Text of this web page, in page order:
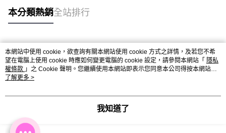
本分類熱銷全站排行
熱門標籤
本網站中使用 cookie，欲查詢有關本網站使用 cookie 方式之詳情，及若您不希
望在電腦上使用 cookie 時應如何變更電腦的 cookie 設定，請參閱本網站「 隱私
權條款 」之 Cookie 聲明。您繼續使用本網站即表示您同意本公司得按本網站使
用條款之 Cookie 聲明使用 cookie。
了解更多 >
我知道了